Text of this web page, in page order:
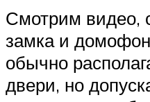
Смотрим видео,
замка и
обычно
двери, но